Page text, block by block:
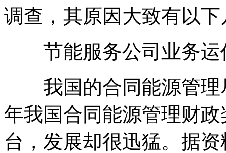
调查，其原因大致有以下
节能服务公司业务运
我国的合同能源管理
年我国合同能源管理财
台，发展却很迅猛。据